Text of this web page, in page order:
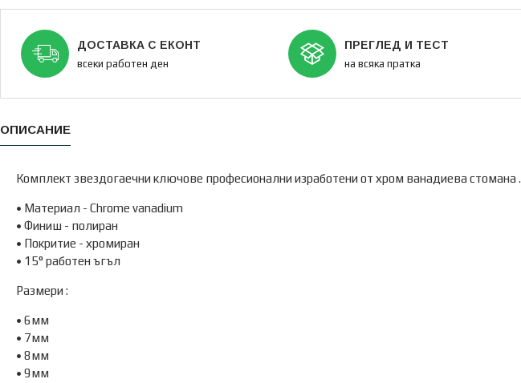
ДОСТАВКА С ЕКОНТ
всеки работен ден
ПРЕГЛЕД И ТЕСТ
на всяка пратка
ОПИСАНИЕ
Комплект звездогаечни ключове професионални изработени от хром ванадиева стомана .
• Материал - Chrome vanadium
• Финиш - полиран
• Покритие - хромиран
• 15° работен ъгъл
Размери :
• 6мм
• 7мм
• 8мм
• 9мм